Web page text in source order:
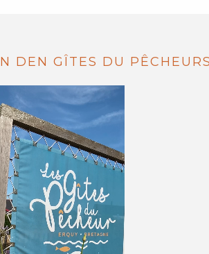
DEN GÎTES DU